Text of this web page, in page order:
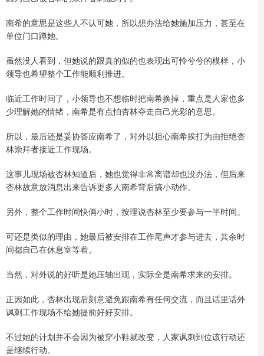
南希的意思是这些人不认可她，所以想办法给她施加压力，甚至在
单位门口蹲她。
虽然没人看到，但她说的跟真的似的也表现出可怜兮兮的模样，小
领导也希望整个工作能顺利推进。
临近工作时间了，小领导也不想临时把南希换掉，重点是人家也多
少理解她的情绪，南希是有点怕杏林夺走自己光彩的意思。
所以，最后还是妥协答应南希了，对外以担心南希挨打为由拒绝杏
林崇拜者接近工作现场。
这事儿现场被杏林知道后，她也觉得非常离谱却也没办法，但后来
杏林故意放消息出来告诉更多人南希背后搞小动作。
另外，整个工作时间快俩小时，按理说杏林至少要参与一半时间。
可还是类似的理由，她最后被安排在工作尾声才参与进去，其余时
间都自己在休息室等着。
当然，对外说的好听是她压轴出现，实际全是南希求来的安排。
正因如此，杏林出现后刻意避免跟南希有任何交流，而且话里话外
讽刺工作现场不给她提前好好安排。
不过她的计划并不会因为被穿小鞋就改变，人家讽刺到位该行动还
是继续行动。